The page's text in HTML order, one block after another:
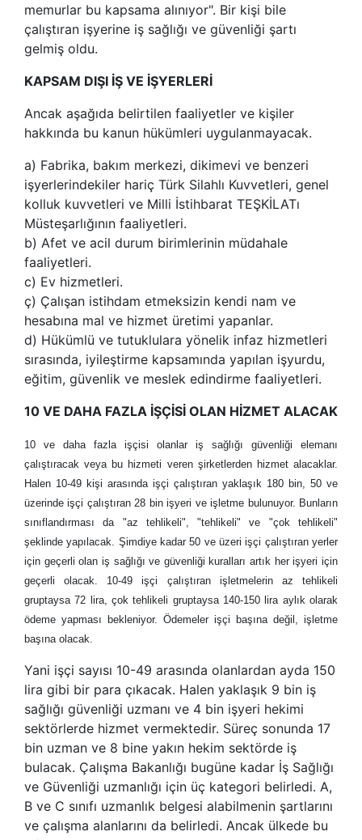
memurlar bu kapsama alınıyor". Bir kişi bile
çalıştıran işyerine iş sağlığı ve güvenliği şartı
gelmiş oldu.
KAPSAM DIŞI İŞ VE İŞYERLERİ
Ancak aşağıda belirtilen faaliyetler ve kişiler
hakkında bu kanun hükümleri uygulanmayacak.
a) Fabrika, bakım merkezi, dikimevi ve benzeri
işyerlerindekiler hariç Türk Silahlı Kuvvetleri, genel
kolluk kuvvetleri ve Milli İstihbarat TEŞKİLATı
Müsteşarlığının faaliyetleri.
b) Afet ve acil durum birimlerinin müdahale
faaliyetleri.
c) Ev hizmetleri.
ç) Çalışan istihdam etmeksizin kendi nam ve
hesabına mal ve hizmet üretimi yapanlar.
d) Hükümlü ve tutuklulara yönelik infaz hizmetleri
sırasında, iyileştirme kapsamında yapılan işyurdu,
eğitim, güvenlik ve meslek edindirme faaliyetleri.
10 VE DAHA FAZLA İŞÇİSİ OLAN HİZMET ALACAK
10 ve daha fazla işçisi olanlar iş sağlığı güvenliği elemanı
çalıştıracak veya bu hizmeti veren şirketlerden hizmet alacaklar.
Halen 10-49 kişi arasında işçi çalıştıran yaklaşık 180 bin, 50 ve
üzerinde işçi çalıştıran 28 bin işyeri ve işletme bulunuyor. Bunların
sınıflandırması da "az tehlikeli", "tehlikeli" ve "çok tehlikeli"
şeklinde yapılacak. Şimdiye kadar 50 ve üzeri işçi çalıştıran yerler
için geçerli olan iş sağlığı ve güvenliği kuralları artık her işyeri için
geçerli olacak. 10-49 işçi çalıştıran işletmelerin az tehlikeli
gruptaysa 72 lira, çok tehlikeli gruptaysa 140-150 lira aylık olarak
ödeme yapması bekleniyor. Ödemeler işçi başına değil, işletme
başına olacak.
Yani işçi sayısı 10-49 arasında olanlardan ayda 150
lira gibi bir para çıkacak. Halen yaklaşık 9 bin iş
sağlığı güvenliği uzmanı ve 4 bin işyeri hekimi
sektörlerde hizmet vermektedir. Süreç sonunda 17
bin uzman ve 8 bine yakın hekim sektörde iş
bulacak. Çalışma Bakanlığı bugüne kadar İş Sağlığı
ve Güvenliği uzmanlığı için üç kategori belirledi. A,
B ve C sınıfı uzmanlık belgesi alabilmenin şartlarını
ve çalışma alanlarını da belirledi. Ancak ülkede bu